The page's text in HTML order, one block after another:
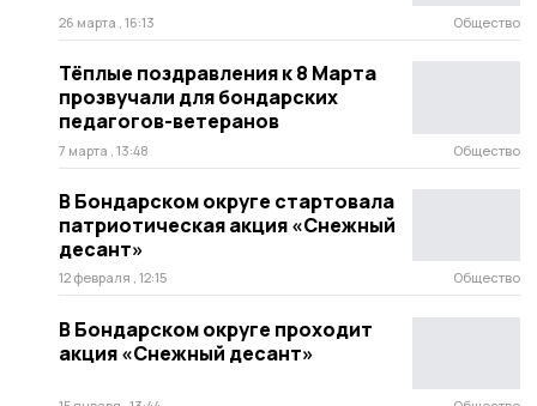
26 марта , 16:13 Общество
Тёплые поздравления к 8 Марта
прозвучали для бондарских
педагогов-ветеранов
7 марта , 13:48 Общество
В Бондарском округе стартовала
патриотическая акция «Снежный
десант»
12 февраля , 12:15 Общество
В Бондарском округе проходит
акция «Снежный десант»